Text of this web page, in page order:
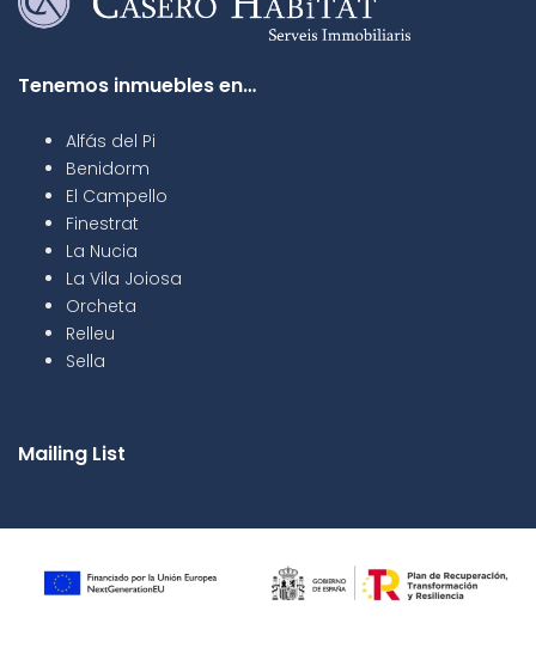
Tenemos inmuebles en…
Alfás del Pi
Benidorm
El Campello
Finestrat
La Nucia
La Vila Joiosa
Orcheta
Relleu
Sella
Mailing List